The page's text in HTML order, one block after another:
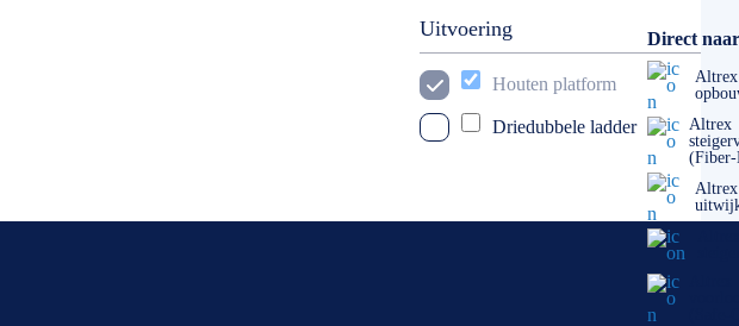
Direct
Altrex
Altrex
Altrex
Uitvoering
Houten platform
Driedubbele ladder